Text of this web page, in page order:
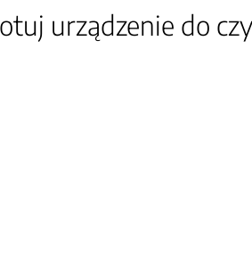
urządzenie do